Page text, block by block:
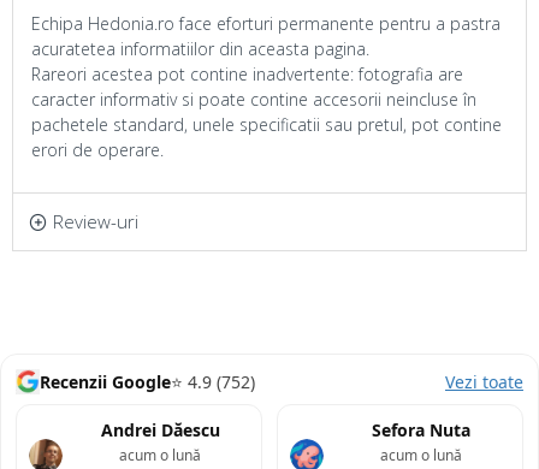
Echipa Hedonia.ro face eforturi permanente pentru a pastra
acuratetea informatiilor din aceasta pagina.
Rareori acestea pot contine inadvertente: fotografia are
caracter informativ si poate contine accesorii neincluse în
pachetele standard, unele specificatii sau pretul, pot contine
erori de operare.
Review-uri
Recenzii Google⭐ 4.9 (752) Vezi toate
Andrei Dăescu
acum o lună
Sefora Nuta
acum o lună